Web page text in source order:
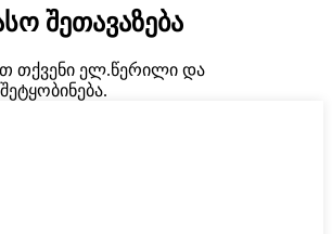
შეთავაზება
თქვენი ელ.წერილი და